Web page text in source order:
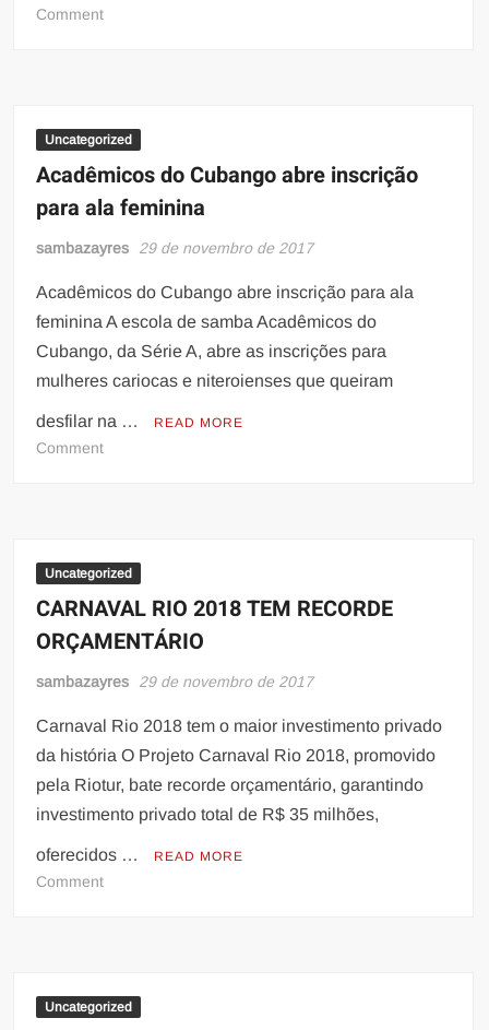
Commenton
Grande
Rio
Portela
Fim
de
Imperial
da
temporada
Uncategorized
Acadêmicos do Cubango abre inscrição
para ala feminina
sambazayres 29 de novembro de 2017
Acadêmicos do Cubango abre inscrição para ala
feminina A escola de samba Acadêmicos do
Cubango, da Série A, abre as inscrições para
mulheres cariocas e niteroienses que queiram
desfilar na … READ MORE
Commenton
inscrição
para
feminina
Uncategorized
CARNAVAL RIO 2018 TEM RECORDE
ORÇAMENTÁRIO
sambazayres 29 de novembro de 2017
Carnaval Rio 2018 tem o maior investimento privado
da história O Projeto Carnaval Rio 2018, promovido
pela Riotur, bate recorde orçamentário, garantindo
investimento privado total de R$ 35 milhões,
oferecidos … READ MORE
Commenton
RECORDE
Uncategorized